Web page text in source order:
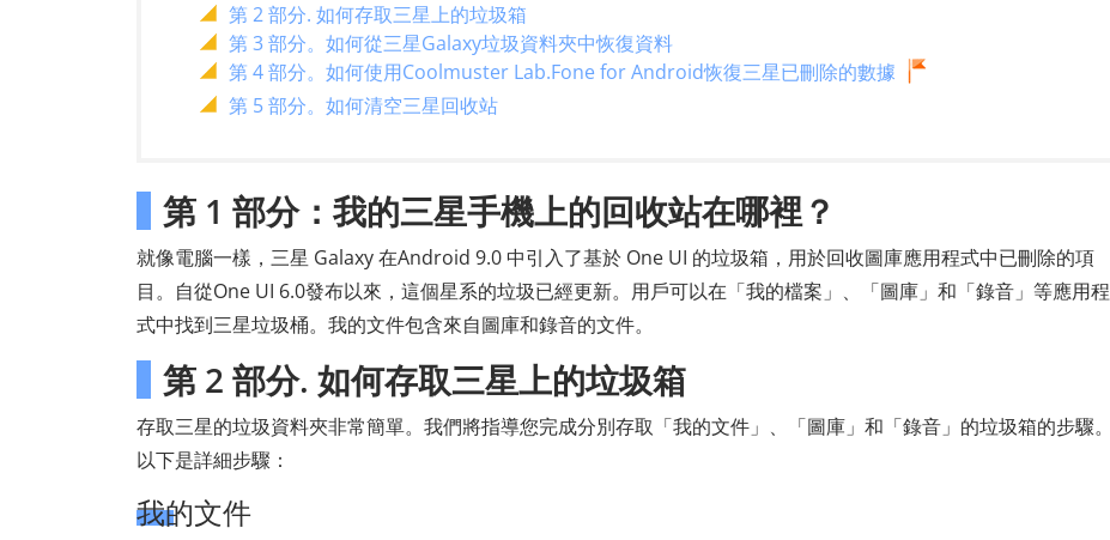
第 2 部分. 如何存取三星上的垃圾箱
第 3 部分。如何從三星Galaxy垃圾資料夾中恢復資料
第 4 部分。如何使用Coolmuster Lab.Fone for Android恢復三星已刪除的數據
第 5 部分。如何清空三星回收站
第 1 部分：我的三星手機上的回收站在哪裡？
就像電腦一樣，三星 Galaxy 在Android 9.0 中引入了基於 One UI 的垃圾箱，用於回收圖庫應用程式中已刪除的項
目。自從One UI 6.0發布以來，這個星系的垃圾已經更新。用戶可以在「我的檔案」、「圖庫」和「錄音」等應用程
式中找到三星垃圾桶。我的文件包含來自圖庫和錄音的文件。
第 2 部分. 如何存取三星上的垃圾箱
存取三星的垃圾資料夾非常簡單。我們將指導您完成分別存取「我的文件」、「圖庫」和「錄音」的垃圾箱的步驟。
以下是詳細步驟：
我的文件